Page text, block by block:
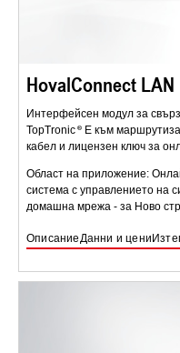
HovalConnect LAN
Интерфейсен модул за
TopTronic
E към
кабел и лицензен ключ за
Област на приложение:
система с управлението на
домашна мрежа - за Ново
ОписаниеДанни и цени